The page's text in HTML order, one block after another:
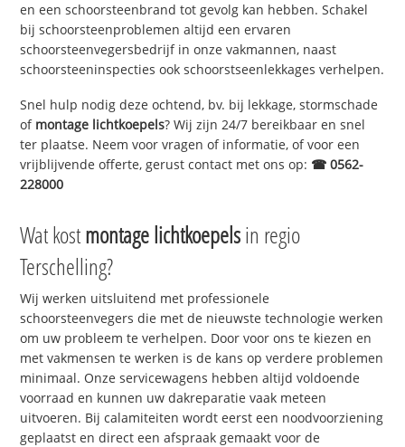
en een schoorsteenbrand tot gevolg kan hebben. Schakel
bij schoorsteenproblemen altijd een ervaren
schoorsteenvegersbedrijf in onze vakmannen, naast
schoorsteeninspecties ook schoorstseenlekkages verhelpen.
Snel hulp nodig deze ochtend, bv. bij lekkage, stormschade
of montage lichtkoepels? Wij zijn 24/7 bereikbaar en snel
ter plaatse. Neem voor vragen of informatie, of voor een
vrijblijvende offerte, gerust contact met ons op: ☎ 0562-
228000
Wat kostmontage lichtkoepelsin regio
Terschelling?
Wij werken uitsluitend met professionele
schoorsteenvegers die met de nieuwste technologie werken
om uw probleem te verhelpen. Door voor ons te kiezen en
met vakmensen te werken is de kans op verdere problemen
minimaal. Onze servicewagens hebben altijd voldoende
voorraad en kunnen uw dakreparatie vaak meteen
uitvoeren. Bij calamiteiten wordt eerst een noodvoorziening
geplaatst en direct een afspraak gemaakt voor de